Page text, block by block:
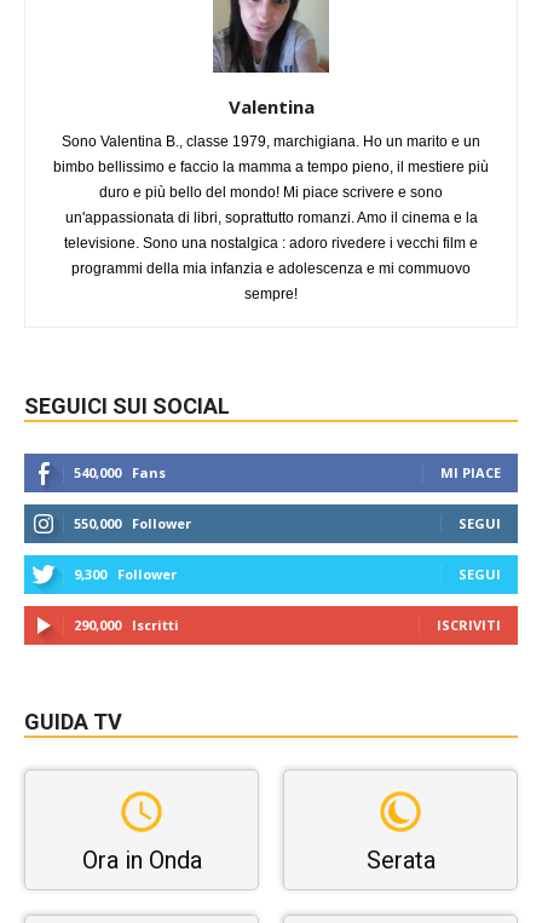
Valentina
Sono Valentina B., classe 1979, marchigiana. Ho un marito e un
bimbo bellissimo e faccio la mamma a tempo pieno, il mestiere più
duro e più bello del mondo! Mi piace scrivere e sono
un'appassionata di libri, soprattutto romanzi. Amo il cinema e la
televisione. Sono una nostalgica : adoro rivedere i vecchi film e
programmi della mia infanzia e adolescenza e mi commuovo
sempre!
SEGUICI SUI SOCIAL
540,000 Fans MI PIACE
550,000 Follower SEGUI
9,300 Follower SEGUI
290,000 Iscritti ISCRIVITI
GUIDA TV
Ora in Onda Serata